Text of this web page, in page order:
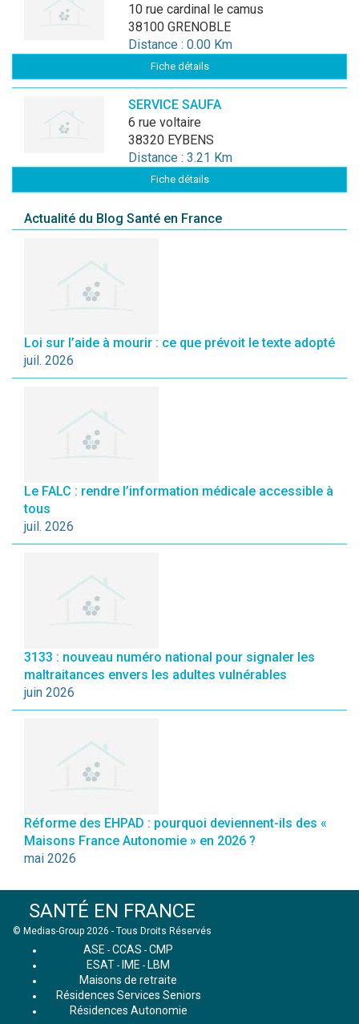
10 rue cardinal le camus
38100 GRENOBLE
Distance : 0.00 Km
Fiche détails
SERVICE SAUFA
6 rue voltaire
38320 EYBENS
Distance : 3.21 Km
Fiche détails
Actualité du Blog Santé en France
Loi sur l’aide à mourir : ce que prévoit le texte adopté
juil. 2026
Le FALC : rendre l’information médicale accessible à
tous
juil. 2026
3133 : nouveau numéro national pour signaler les
maltraitances envers les adultes vulnérables
juin 2026
Réforme des EHPAD : pourquoi deviennent-ils des «
Maisons France Autonomie » en 2026 ?
mai 2026
SANTÉ EN FRANCE
© Medias-Group 2026 - Tous Droits Réservés
ASE - CCAS - CMP
ESAT - IME - LBM
Maisons de retraite
Résidences Services Seniors
Résidences Autonomie